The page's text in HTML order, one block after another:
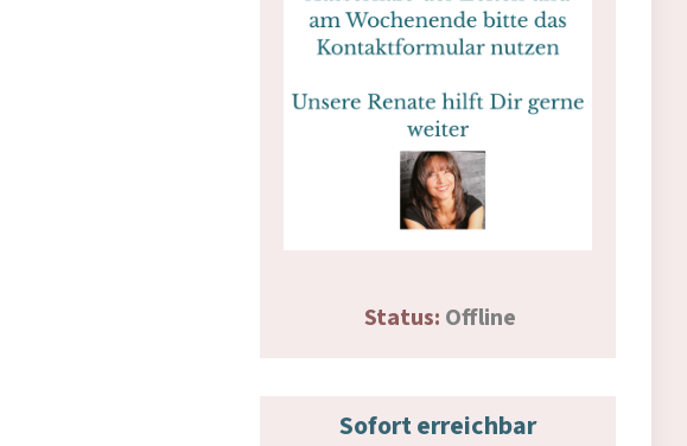
Status: Offline
Sofort erreichbar